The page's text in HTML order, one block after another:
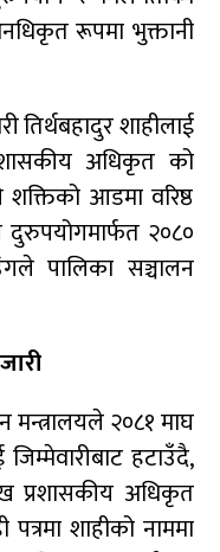
प्रदेश अधिवेशन,
महासंघ अध्यक्षको दौडमा
अड्कियो शाही
शशांकको नेतृत्वमा राष्ट्रिय
रूपमा भुक्तानी
तिर्थबहादुर शाहीलाई
अधिकृत को
शक्तिको आडमा वरिष्ठ
दुरुपयोगमार्फत २०८०
पालिका सञ्चालन
मन्त्रालयले २०८१ माघ
हटाउँदै,
प्रशासकीय अधिकृत
शाहीको नाममा